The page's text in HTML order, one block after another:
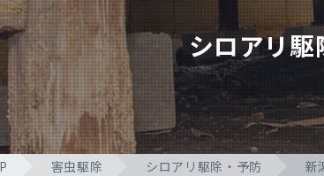
シロアリ
害虫駆除 シロアリ駆除・予防 新